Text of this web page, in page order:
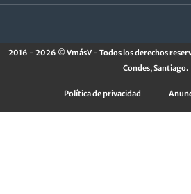
2016 - 2026 © VmásV - Todos los derechos
Condes, Santiago.
Política de privacidad